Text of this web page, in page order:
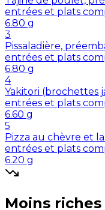
entrées et plats
6.80 g
3
Pissaladière,
entrées et plats
6.80 g
4
Yakitori (brochettes
entrées et plats
6.60 g
5
Pizza au chèvre et
entrées et plats
6.20 g
Moins riches